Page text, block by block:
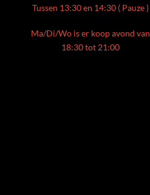
Tussen 13:30 en 14:30 ( Pauze )
Ma/Di/Wo is er koop avond van
18:30 tot 21:00